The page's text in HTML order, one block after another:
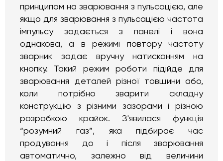
принципом на зварювання з пульсацією, але
якщо для зварювання з пульсацією частота
імпульсу задається з панелі і вона
однакова, а в режимі повтору частоту
зварник задає вручну натисканням на
кнопку. Такий режим роботи підійде для
зварювання деталей різної товщини або,
коли потрібно зварити складну
конструкцію з різними зазорами і різною
розробкою крайок. З'явилася функція
“розумний газ”, яка підбирає час
продування до і після зварювання
автоматично, залежно від величини